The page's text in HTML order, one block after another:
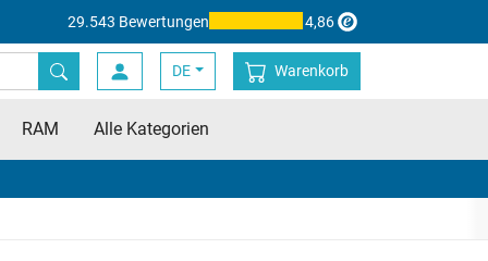
29.543 Bewertungen 4,86
DE Warenkorb
RAM Alle Kategorien